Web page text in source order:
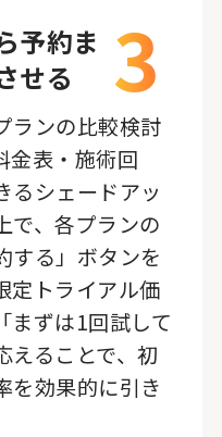
予約ま
せる
3
ランの比較検討
金表・施術回
るシェードアッ
で、各プランの
する」ボタンを
定トライアル価
まずは1回試して
えることで、初
を効果的に引き